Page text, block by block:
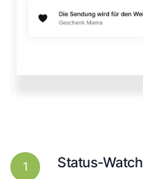
1 Status-Watch